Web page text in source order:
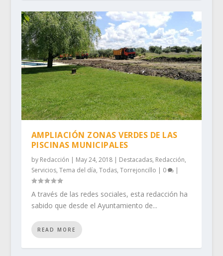
AMPLIACIÓN ZONAS VERDES DE LAS
PISCINAS MUNICIPALES
by Redacción | May 24, 2018| Destacadas, Redacción,
Servicios, Tema del día, Todas, Torrejoncillo | 0 |
A través de las redes sociales, esta redacción ha
sabido que desde el Ayuntamiento de...
READ MORE